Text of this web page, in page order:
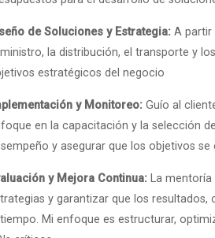
de Soluciones y Estrategia:A partir
la distribución, el transporte y
estratégicos del negocio
y Monitoreo:Guío al
en la capacitación y la selección
y asegurar que los objetivos se
y Mejora Continua:La mentoría
y garantizar que los
. Mi enfoque es estructurar,